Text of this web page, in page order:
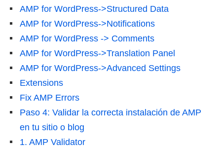
AMP for WordPress->Structured Data
AMP for WordPress->Notifications
AMP for WordPress -> Comments
AMP for WordPress->Translation Panel
AMP for WordPress->Advanced Settings
Extensions
Fix AMP Errors
Paso 4: Validar la correcta instalación de AMP
en tu sitio o blog
1. AMP Validator